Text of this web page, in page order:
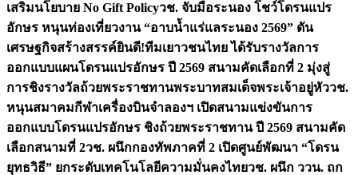
เสริมนโยบาย No Gift Policyวช. จับมือระนอง โชว์โดรนแปร
อักษร หนุนท่องเที่ยวงาน “อาบน้ำแร่แลระนอง 2569” ดัน
เศรษฐกิจสร้างสรรค์ยินดี!ทีมเยาวชนไทย ได้รับรางวัลการ
ออกแบบแผนโดรนแปรอักษร ปี 2569 สนามคัดเลือกที่ 2 มุ่งสู่
การชิงรางวัลถ้วยพระราชทานพระบาทสมเด็จพระเจ้าอยู่หัววช.
หนุนสมาคมกีฬาเครื่องบินจำลองฯ เปิดสนามแข่งขันการ
ออกแบบโดรนแปรอักษร ชิงถ้วยพระราชทาน ปี 2569 สนามคัด
เลือกสนามที่ 2วช. ผนึกกองทัพภาคที่ 2 เปิดศูนย์พัฒนา “โดรน
ยุทธวิธี” ยกระดับเทคโนโลยีความมั่นคงไทยวช. ผนึก ววน. ถก